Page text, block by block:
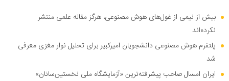
بیش از نیمی از غول‌های هوش مصنوعی، هرگز مقاله علمی منتشر
نکرده‌اند
پلتفرم هوش مصنوعی دانشجویان امیرکبیر برای تحلیل نوار مغزی معرفی
شد
ایران امسال صاحب پیشرفته‌ترین «آزمایشگاه ملی نخستین‌سانان»